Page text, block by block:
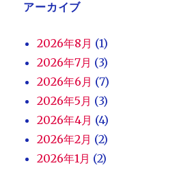
アーカイブ
2026年8月 (1)
2026年7月 (3)
2026年6月 (7)
2026年5月 (3)
2026年4月 (4)
2026年2月 (2)
2026年1月 (2)